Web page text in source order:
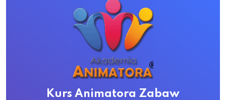
Kurs Animatora Zabaw